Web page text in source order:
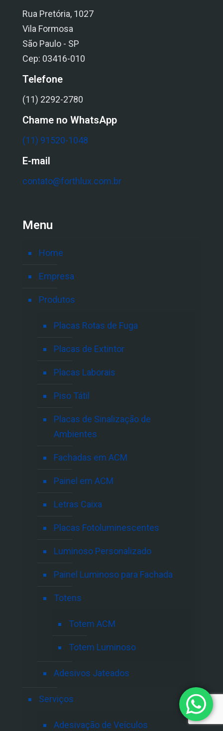
Rua Pretória, 1027
Vila Formosa
São Paulo - SP
Cep: 03416-010
Telefone
(11) 2292-2780
Chame no WhatsApp
(11) 91520-1048
E-mail
contato@forthlux.com.br
Menu
Home
Empresa
Produtos
Placas Rotas de Fuga
Placas de Extintor
Placas Laborais
Piso Tátil
Placas de Sinalização de
Ambientes
Fachadas em ACM
Painel em ACM
Letras Caixa
Placas Fotoluminescentes
Luminoso Personalizado
Painel Luminoso para Fachada
Totens
Totem ACM
Totem Luminoso
Adesivos Jateados
Serviços
Adesivação de Veículos